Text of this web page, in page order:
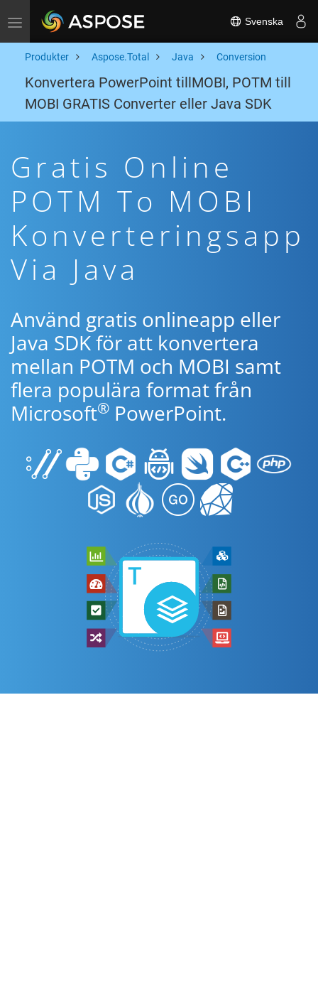
Toggle navigation Svenska
Produkter Aspose.Total Java Conversion
Konvertera PowerPoint tillMOBI, POTM till
MOBI GRATIS Converter eller Java SDK
Gratis Online
POTM To MOBI
Konverteringsapp
Via Java
Använd gratis onlineapp eller
Java SDK för att konvertera
mellan POTM och MOBI samt
flera populära format från
Microsoft® PowerPoint.